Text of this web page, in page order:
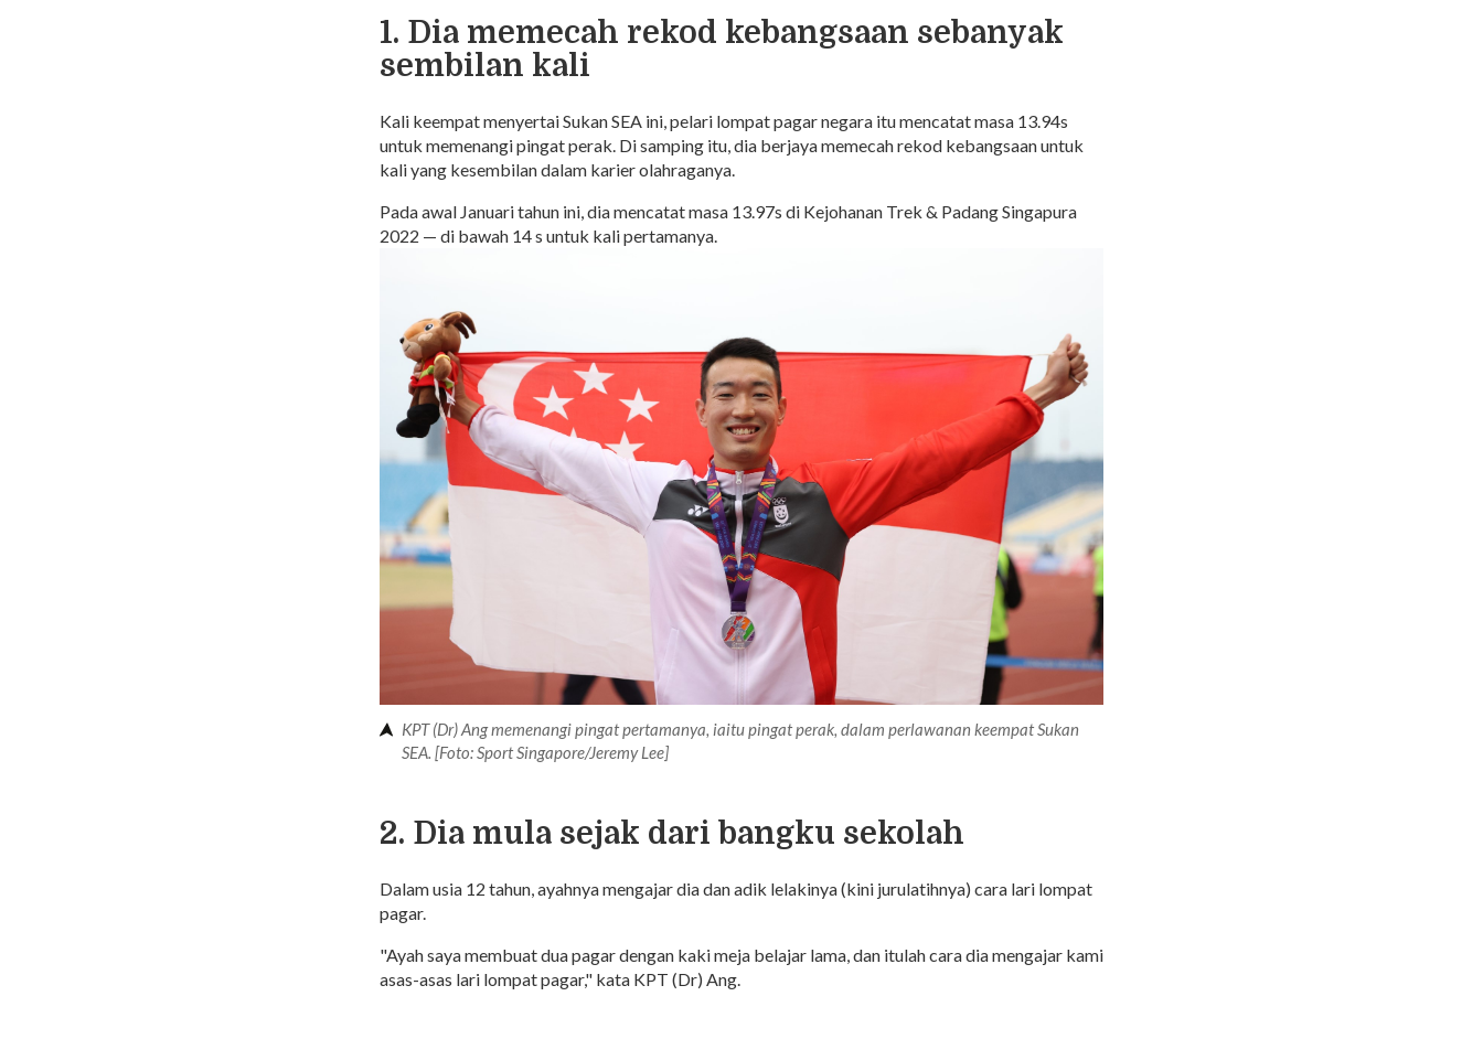
1. Dia memecah rekod kebangsaan sebanyak
sembilan kali
Kali keempat menyertai Sukan SEA ini, pelari lompat pagar negara itu mencatat masa 13.94s
untuk memenangi pingat perak. Di samping itu, dia berjaya memecah rekod kebangsaan untuk
kali yang kesembilan dalam karier olahraganya.
Pada awal Januari tahun ini, dia mencatat masa 13.97s di Kejohanan Trek & Padang Singapura
2022 — di bawah 14 s untuk kali pertamanya.
KPT (Dr) Ang memenangi pingat pertamanya, iaitu pingat perak, dalam perlawanan keempat Sukan
SEA. [Foto: Sport Singapore/Jeremy Lee]
2. Dia mula sejak dari bangku sekolah
Dalam usia 12 tahun, ayahnya mengajar dia dan adik lelakinya (kini jurulatihnya) cara lari lompat
pagar.
"Ayah saya membuat dua pagar dengan kaki meja belajar lama, dan itulah cara dia mengajar kami
asas-asas lari lompat pagar," kata KPT (Dr) Ang.